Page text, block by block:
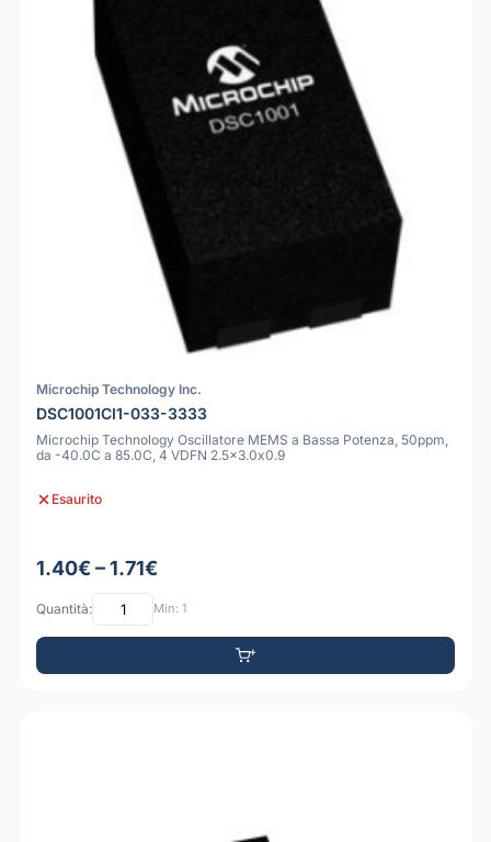
Microchip Technology Inc.
DSC1001CI1-033-3333
Microchip Technology Oscillatore MEMS a Bassa Potenza, 50ppm,
da -40.0C a 85.0C, 4 VDFN 2.5x3.0x0.9
Esaurito
1.40€ – 1.71€
Quantità: Min: 1